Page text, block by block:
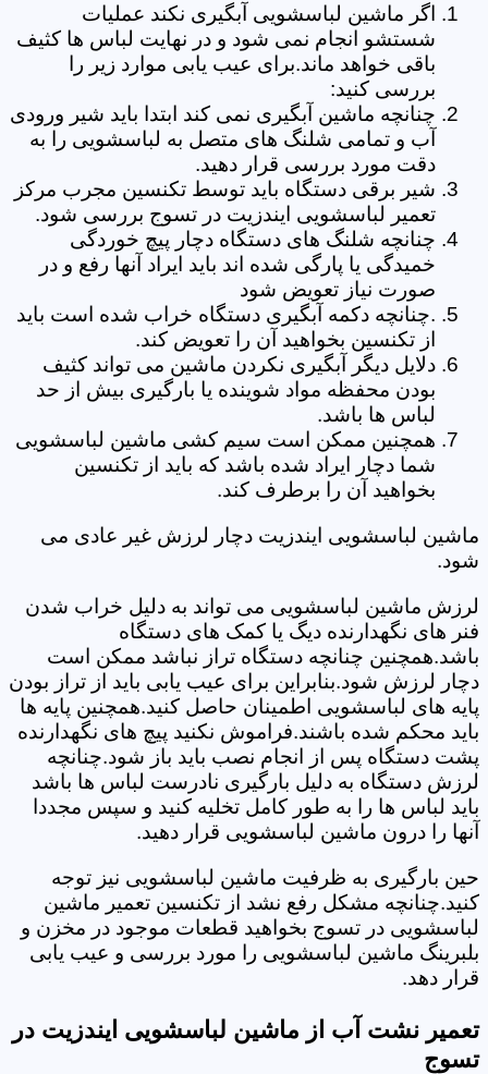
اگر ماشین لباسشویی آبگیری نکند عملیات
شستشو انجام نمی شود و در نهایت لباس ها کثیف
باقی خواهد ماند.برای عیب یابی موارد زیر را
بررسی کنید:
چنانچه ماشین آبگیری نمی کند ابتدا باید شیر ورودی
آب و تمامی شلنگ های متصل به لباسشویی را به
دقت مورد بررسی قرار دهید.
شیر برقی دستگاه باید توسط تکنسین مجرب مرکز
تعمیر لباسشویی ایندزیت در تسوج بررسی شود.
چنانچه شلنگ های دستگاه دچار پیچ خوردگی
خمیدگی یا پارگی شده اند باید ایراد آنها رفع و در
صورت نیاز تعویض شود
.چنانچه دکمه آبگیری دستگاه خراب شده است باید
از تکنسین بخواهید آن را تعویض کند.
دلایل دیگر آبگیری نکردن ماشین می تواند کثیف
بودن محفظه مواد شوینده یا بارگیری بیش از حد
لباس ها باشد.
همچنین ممکن است سیم کشی ماشین لباسشویی
شما دچار ایراد شده باشد که باید از تکنسین
بخواهید آن را برطرف کند.
ماشین لباسشویی ایندزیت دچار لرزش غیر عادی می
شود.
لرزش ماشین لباسشویی می تواند به دلیل خراب شدن
فنر های نگهدارنده دیگ یا کمک های دستگاه
باشد.همچنین چنانچه دستگاه تراز نباشد ممکن است
دچار لرزش شود.بنابراین برای عیب یابی باید از تراز بودن
پایه های لباسشویی اطمینان حاصل کنید.همچنین پایه ها
باید محکم شده باشند.فراموش نکنید پیچ های نگهدارنده
پشت دستگاه پس از انجام نصب باید باز شود.چنانچه
لرزش دستگاه به دلیل بارگیری نادرست لباس ها باشد
باید لباس ها را به طور کامل تخلیه کنید و سپس مجددا
آنها را درون ماشین لباسشویی قرار دهید.
حین بارگیری به ظرفیت ماشین لباسشویی نیز توجه
کنید.چنانچه مشکل رفع نشد از تکنسین تعمیر ماشین
لباسشویی در تسوج بخواهید قطعات موجود در مخزن و
بلبرینگ ماشین لباسشویی را مورد بررسی و عیب یابی
قرار دهد.
تعمیر نشت آب از ماشین لباسشویی ایندزیت در
تسوج